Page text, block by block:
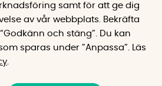
samt för att ge dig
av vår webbplats.
Bekräfta
och stäng”. Du kan
sparas under ”Anpassa”.
Läs